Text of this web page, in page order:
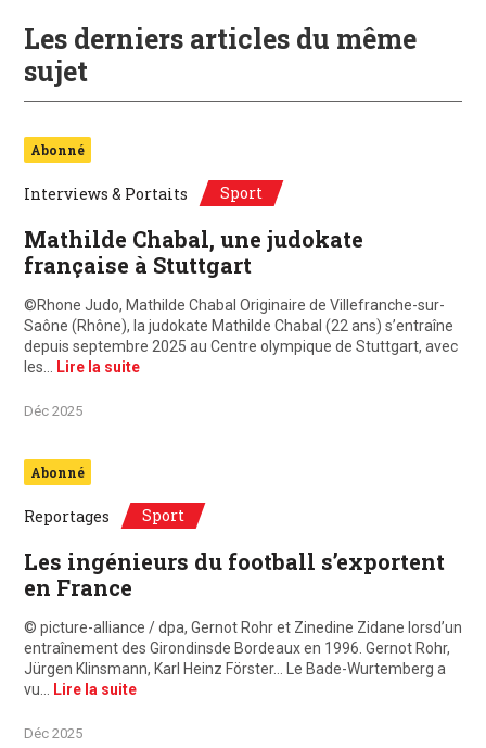
Les derniers articles du même
sujet
Abonné
Interviews & Portaits Sport
Mathilde Chabal, une judokate
française à Stuttgart
©Rhone Judo, Mathilde Chabal Originaire de Villefranche-sur-
Saône (Rhône), la judokate Mathilde Chabal (22 ans) s’entraîne
depuis septembre 2025 au Centre olympique de Stuttgart, avec
les…
Lire la suite
Déc 2025
Abonné
Reportages Sport
Les ingénieurs du football s’exportent
en France
© picture-alliance / dpa, Gernot Rohr et Zinedine Zidane lorsd’un
entraînement des Girondinsde Bordeaux en 1996. Gernot Rohr,
Jürgen Klinsmann, Karl Heinz Förster… Le Bade-Wurtemberg a
vu…
Lire la suite
Déc 2025